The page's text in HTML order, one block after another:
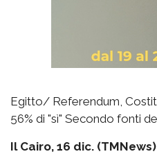
Egitto/ Referendum,
56% di "sì" Secondo fonti
Il Cairo, 16 dic. (TMNews)